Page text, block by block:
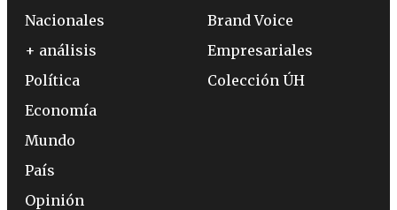
Nacionales
+ análisis
Política
Economía
Mundo
País
Opinión
Brand Voice
Empresariales
Colección ÚH